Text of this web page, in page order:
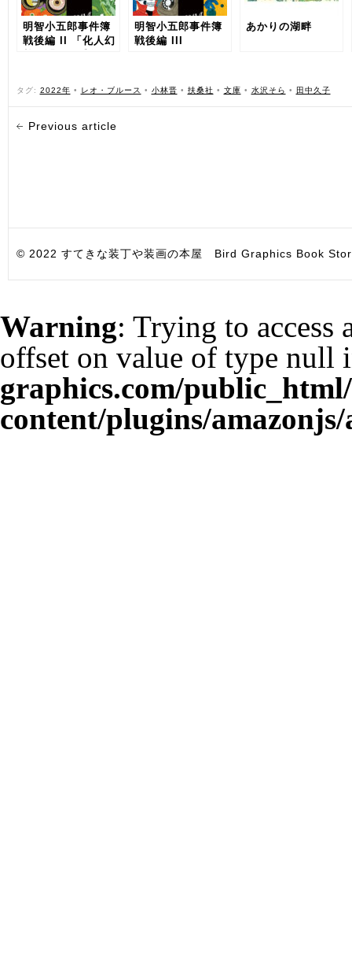
明智小五郎事件簿
戦後編 II 「化人幻
明智小五郎事件簿
戦後編 III
あかりの湖畔
タグ: 2022年 • レオ・ブルース • 小林晋 • 扶桑社 • 文庫 • 水沢そら • 田中久子
Previous article
© 2022 すてきな装丁や装画の本屋 Bird Graphics Book
Warning: Trying to access
offset on value of type null
graphics.com/
content/plugins/